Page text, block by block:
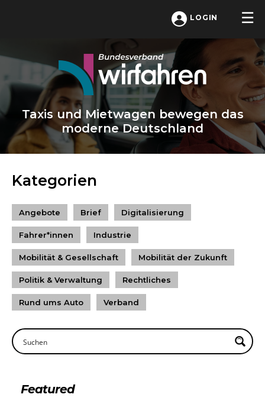
LOGIN
Taxis und Mietwagen bewegen das
moderne Deutschland
Kategorien
Angebote Brief Digitalisierung
Fahrer*innen Industrie
Mobilität & Gesellschaft Mobilität der Zukunft
Politik & Verwaltung Rechtliches
Rund ums Auto Verband
Featured